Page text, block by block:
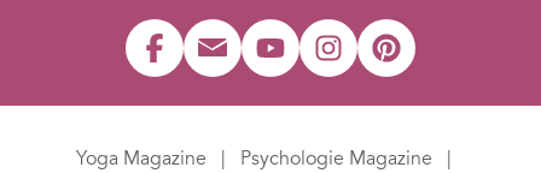
Yoga Magazine
Psychologie Magazine